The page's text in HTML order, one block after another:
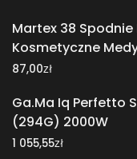
Martex 38
Kosmetyczne
87,00zł
Ga.Ma Iq Perfetto
(294G) 2000W
1 055,55zł